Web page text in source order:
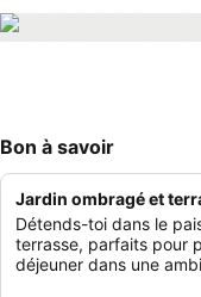
Bon à savoir
Jardin ombragé et
Détends-toi dans le
terrasse, parfaits pour
déjeuner dans une